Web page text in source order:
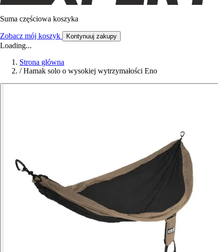
Suma częściowa koszyka
Zobacz mój koszyk Kontynuuj zakupy
Loading...
Strona główna
/ Hamak solo o wysokiej wytrzymałości Eno